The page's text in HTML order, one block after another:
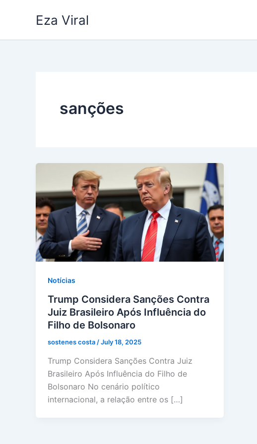
Eza Viral
sanções
Notícias
Trump Considera Sanções Contra
Juiz Brasileiro Após Influência do
Filho de Bolsonaro
sostenes costa /July 18, 2025
Trump Considera Sanções Contra Juiz
Brasileiro Após Influência do Filho de
Bolsonaro No cenário político
internacional, a relação entre os […]